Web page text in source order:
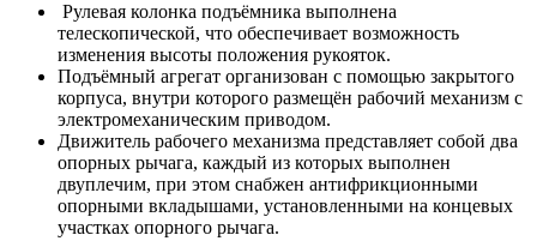
Рулевая колонка подъёмника выполнена
телескопической, что обеспечивает возможность
изменения высоты положения рукояток.
Подъёмный агрегат организован с помощью закрытого
корпуса, внутри которого размещён рабочий механизм с
электромеханическим приводом.
Движитель рабочего механизма представляет собой два
опорных рычага, каждый из которых выполнен
двуплечим, при этом снабжен антифрикционными
опорными вкладышами, установленными на концевых
участках опорного рычага.